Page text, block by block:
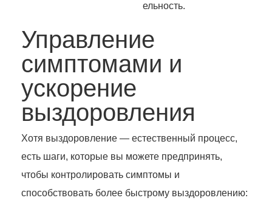
ельность.
Управление
симптомами и
ускорение
выздоровления
Хотя выздоровление — естественный процесс,
есть шаги, которые вы можете предпринять,
чтобы контролировать симптомы и
способствовать более быстрому выздоровлению: